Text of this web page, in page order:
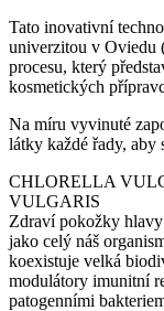
Tato inovativní
univerzitou v Oviedu
procesu, který
kosmetických
Na míru vyvinuté
látky každé řady, aby
CHLORELLA
VULGARIS
Zdraví pokožky
jako celý náš
koexistuje velká
modulátory imunitní
patogenními